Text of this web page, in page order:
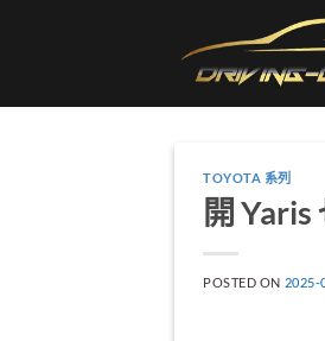
TOYOTA 系列
開
POSTED ON 2025-